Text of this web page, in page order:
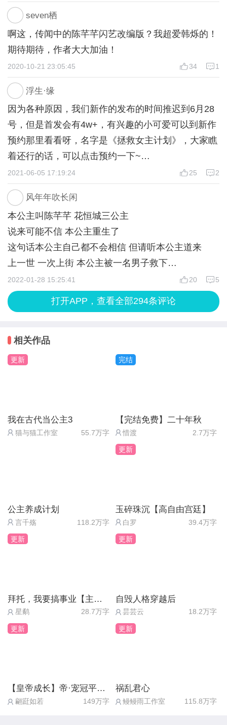
选“毒药”，城府+5
选“糖豆”，韩烁好感+5
————————————
选“韩烁”，韩烁好感+5
选“苏沐”，城府+5
————————————
选“对他恩威并施”，城府+10
选“对他释放善意”，韩烁好感+10
【想进“同心”，这里必须选“对他释放善意”，因为这
里分值高】
————————————
选“同意”，韩烁好感度+5
选“谈条件”，城府+5
————————————
选“顺水推舟，不救”，城府+5
选“救，一定要救”，韩烁好感+5
————————————
【同心】，最后选救韩烁，韩烁好感值≥30，就是
说，韩烁第一次向你要龙骨的时候，必须选对他释放
府，而不是加他好感度的选项。
【帝心】，不救韩烁，城府≥20。
seven栖
啊这，传闻中的陈芊芊闪艺改编版？我超爱韩烁的！
期待期待，作者大大加油！
1
34
2020-10-21 23:05:45
浮生·缘
因为各种原因，我们新作的发布的时间推迟到6月28
号，但是首发会有4w+，有兴趣的小可爱可以到新作
预约那里看看呀，名字是《拯救女主计划》，大家瞧
着还行的话，可以点击预约一下~
这两天我比较忙，等我忙完了，我会在这个游戏结局
分支那里，添加可以查看好感属性的按钮吧【之前没
有搞好感属性，是因为我们这个游戏其实相当简单，
再搞好感属性基本就毫无难度了orz……】。但是一
直有些小伙伴说通不过，让我懵逼好久，我决定还是
搞一个，再自己测一测。
2
25
2021-06-05 17:19:24
风年年吹长闲
本公主叫陈芊芊 花恒城三公主
说来可能不信 本公主重生了
这句话本公主自己都不会相信 但请听本公主道来
上一世 一次上街 本公主被一名男子救下
那男子明教韩烁 生的真是俊俏 正合本公主的意
于是 本公主抢了亲
但是没想到 这韩烁如此心狠手辣
还使我们花恒城民不聊生
因为他是玄虎城之人
（2）他说他没下毒 呵 本公主亲眼所见能有假？
况且本公主在熏香里下了药
令本公主没想到的是
上面写着“我知道你已经不是原来那个陈芊芊了”
看出来
本公主便立即前去地牢
在于他交谈的过程中
（1）并且给了他一颗糖豆
（2）并且给了他一粒药丸
5
20
2022-01-28 15:25:41
打开APP，查看全部294条评论
相关作品
更新
我在古代当公主3
猫与猫工作室 55.7万字
完结
【完结免费】二十年秋
惜渡 2.7万字
公主养成计划
言千殇 118.2万字
更新
玉碎珠沉【高自由宫廷】
白罗 39.4万字
更新
拜托，我要搞事业【主线免费】
星鹬 28.7万字
更新
自毁人格穿越后
昙芸云 18.2万字
更新
【皇帝成长】帝·宠冠平京（五线完结）
翩跹如若 149万字
更新
祸乱君心
鳗鳗雨工作室 115.8万字